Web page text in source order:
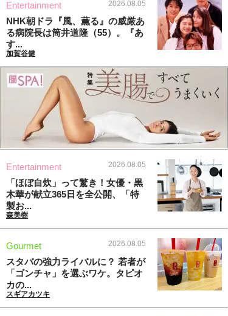
Entertainment 2026.08.05
NHK朝ドラ『風、薫る』の威厳あ
る病院長は筒井道隆（55）。『あ
す...
加賀谷健
Entertainment 2026.08.05
「ほぼ自炊」って驚き！女優・黒
木華が献立365日を全公開、「特
製お...
森美樹
Gourmet 2026.08.05
スタバの強力ライバルに？ 若者が
「ゴンチャ」を選ぶワケ。タピオ
カの...
スギアカツキ